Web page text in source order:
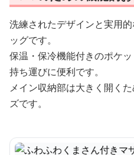
洗練されたデザインと実用
ッグです。
保温・保冷機能付きのポケ
持ち運びに便利です。
メイン収納部は大きく開く
ズです。